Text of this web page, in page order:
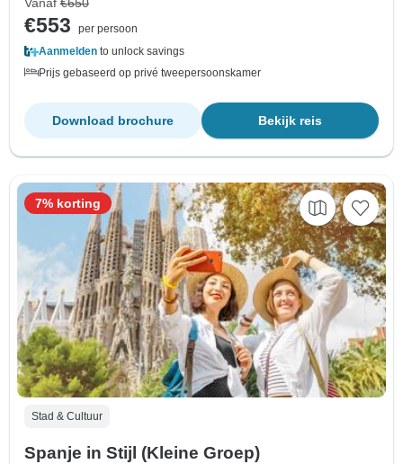
€553
per persoon
Aanmelden to unlock savings
Prijs gebaseerd op privé tweepersoonskamer
Bekijk reis
Download brochure
Stad & Cultuur
Spanje in Stijl (Kleine Groep)
7% korting